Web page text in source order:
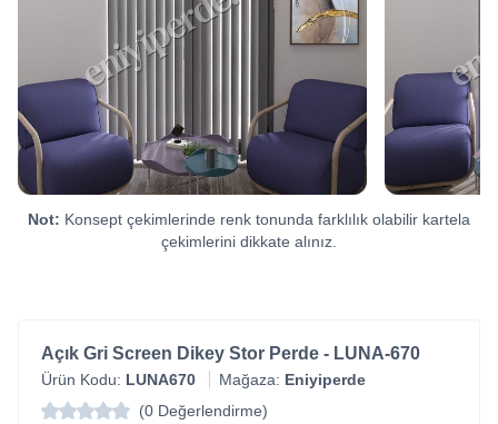
Not: Konsept çekimlerinde renk tonunda farklılık olabilir kartela
çekimlerini dikkate alınız.
Açık Gri Screen Dikey Stor Perde - LUNA-670
Ürün Kodu: LUNA670 Mağaza: Eniyiperde
(0 Değerlendirme)